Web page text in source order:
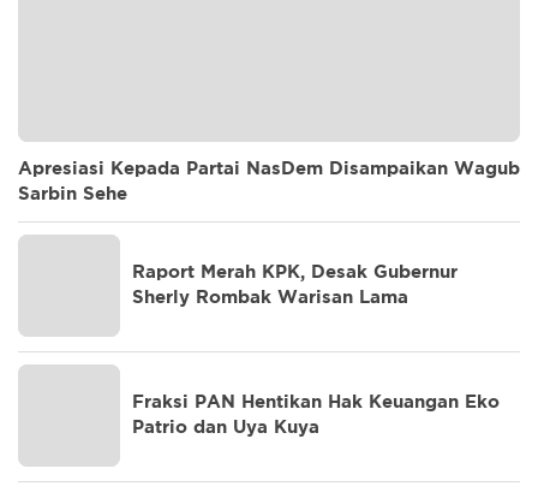
Apresiasi Kepada Partai NasDem Disampaikan Wagub
Sarbin Sehe
Raport Merah KPK, Desak Gubernur
Sherly Rombak Warisan Lama
Fraksi PAN Hentikan Hak Keuangan Eko
Patrio dan Uya Kuya